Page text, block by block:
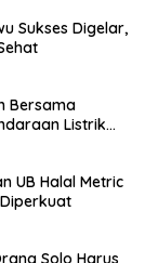
Sukses Digelar,
Bersama
Listrik
UB Halal Metric
Solo Harus